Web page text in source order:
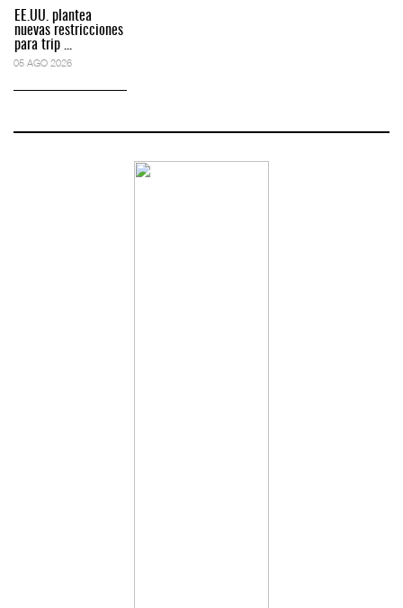
EE.UU. plantea
nuevas restricciones
para trip ...
05 AGO 2026